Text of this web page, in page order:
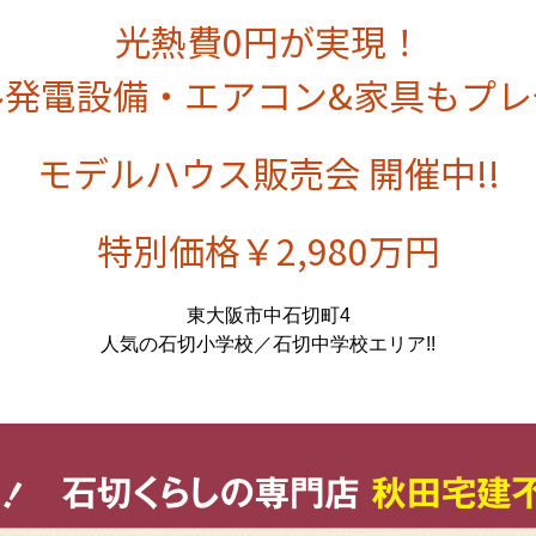
光熱費0円が実現！
電設備・エアコン&家具もプ
モデルハウス販売会 開催中!!
特別価格￥2,980万円
東大阪市中石切町4
人気の石切小学校／石切中学校エリア!!